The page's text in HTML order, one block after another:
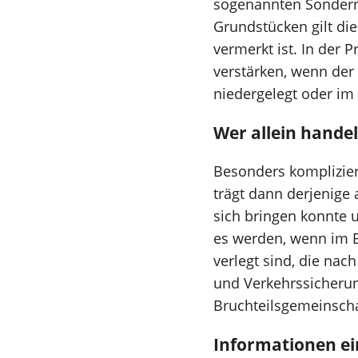
sogenannten
Grundstücken gilt
vermerkt ist. In der
verstärken, wenn
niedergelegt oder
Wer allein
Besonders
trägt dann derjenige
sich bringen konnte
es werden, wenn im
verlegt sind, die
und
Informationen